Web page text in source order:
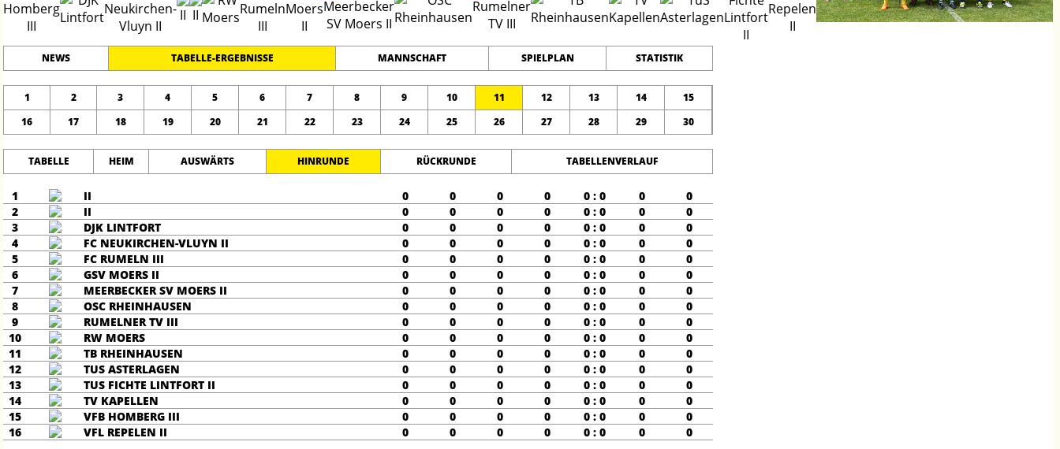
NEWS TABELLE-ERGEBNISSE MANNSCHAFT SPIELPLAN STATISTIK
1 2 3 4 5 6 7 8 9 10 11 12 13 14
15
16
17 18 19 20 21 22 23 24 25 26 27 28 29 30
TABELLE HEIM AUSWÄRTS HINRUNDE RÜCKRUNDE TABELLENVERLAUF
1 II 0 0 0 0 0 : 0 0
0
2
II 0 0 0 0 0 : 0 0
0
3
DJK LINTFORT 0 0 0 0 0 : 0 0
0
4
FC NEUKIRCHEN-VLUYN II 0 0 0 0 0 : 0 0
0
5
FC RUMELN III 0 0 0 0 0 : 0 0
0
6
GSV MOERS II 0 0 0 0 0 : 0 0
0
7
MEERBECKER SV MOERS II 0 0 0 0 0 : 0 0
0
8
OSC RHEINHAUSEN 0 0 0 0 0 : 0 0
0
9
RUMELNER TV III 0 0 0 0 0 : 0 0
0
10
RW MOERS 0 0 0 0 0 : 0 0
0
11
TB RHEINHAUSEN 0 0 0 0 0 : 0 0
0
12
TUS ASTERLAGEN 0 0 0 0 0 : 0 0
0
13
TUS FICHTE LINTFORT II 0 0 0 0 0 : 0 0
0
14
TV KAPELLEN 0 0 0 0 0 : 0 0
0
15
VFB HOMBERG III 0 0 0 0 0 : 0 0
0
16
VFL REPELEN II 0 0 0 0 0 : 0 0 0